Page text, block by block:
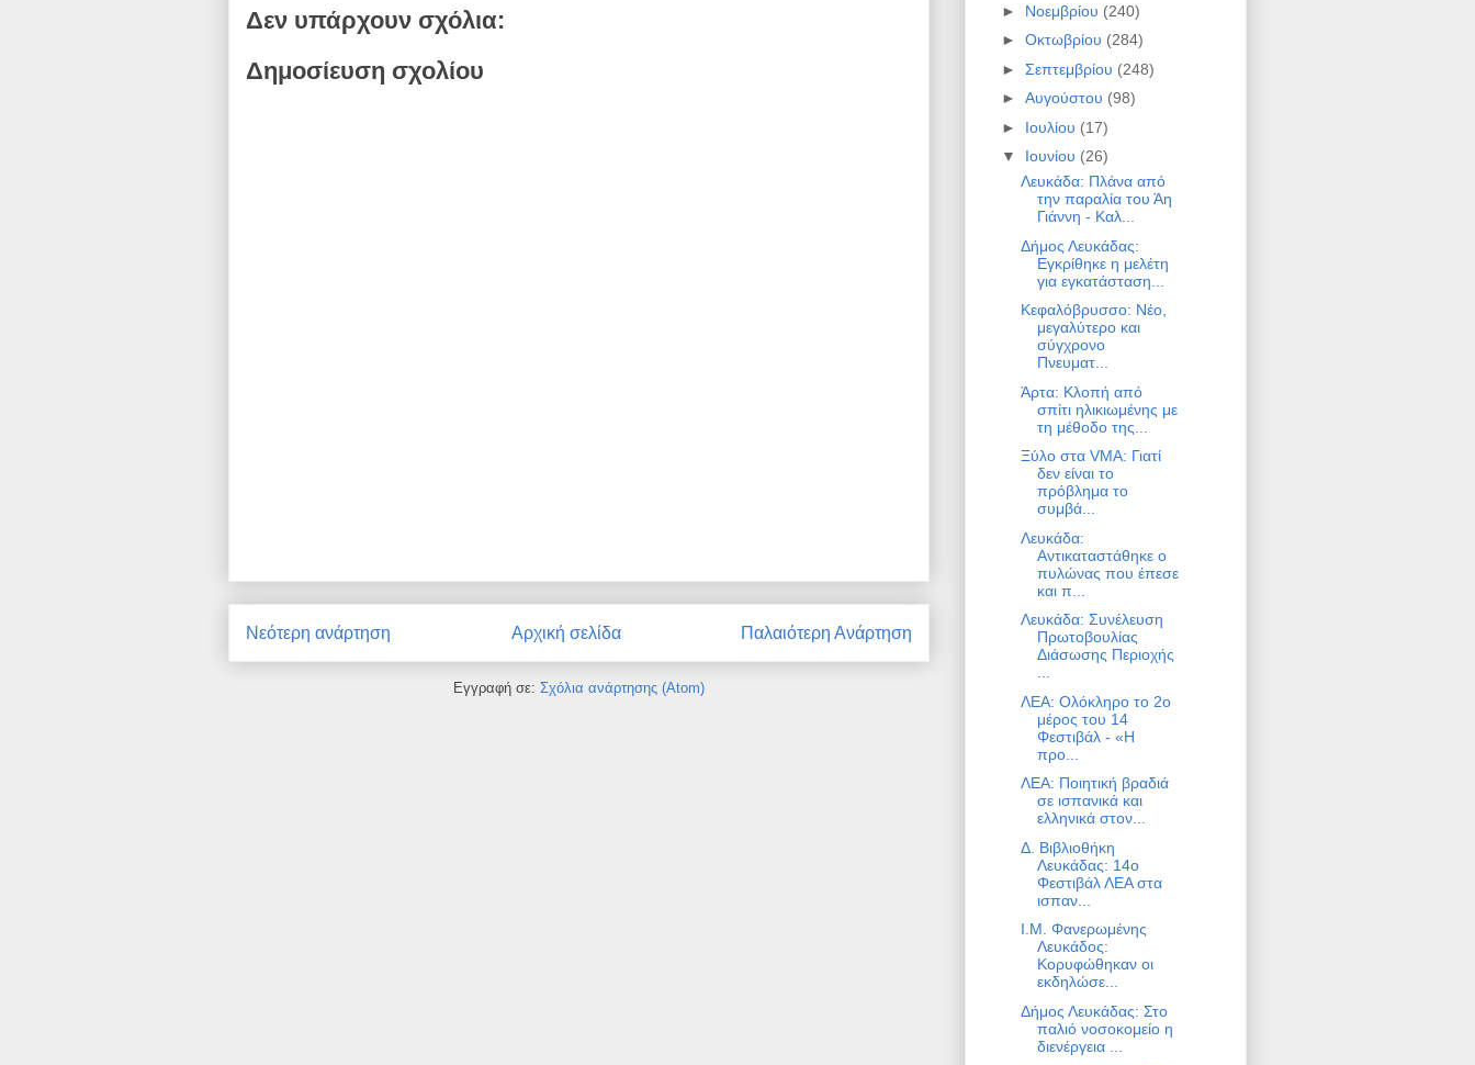
Δεν υπάρχουν σχόλια:
Δημοσίευση σχολίου
Νεότερη ανάρτηση Παλαιότερη Ανάρτηση
Αρχική σελίδα
Εγγραφή σε: Σχόλια ανάρτησης (Atom)
► Νοεμβρίου (240)
► Οκτωβρίου (284)
► Σεπτεμβρίου (248)
► Αυγούστου (98)
► Ιουλίου (17)
▼ Ιουνίου (26)
Λευκάδα: Πλάνα από
την παραλία του Άη
Γιάννη - Καλ...
Δήμος Λευκάδας:
Εγκρίθηκε η μελέτη
για εγκατάσταση...
Κεφαλόβρυσσο: Νέο,
μεγαλύτερο και
σύγχρονο
Πνευματ...
Άρτα: Kλοπή από
σπίτι ηλικιωμένης με
τη μέθοδο της...
Ξύλο στα VMA: Γιατί
δεν είναι το
πρόβλημα το
συμβά...
Λευκάδα:
Αντικαταστάθηκε ο
πυλώνας που έπεσε
και π...
Λευκάδα: Συνέλευση
Πρωτοβουλίας
Διάσωσης Περιοχής
ΛΕΑ: Ολόκληρο το 2ο
μέρος του 14
Φεστιβάλ - «Η
προ...
ΛΕΑ: Ποιητική βραδιά
σε ισπανικά και
ελληνικά στον...
Δ. Βιβλιοθήκη
Λευκάδας: 14ο
Φεστιβάλ ΛΕΑ στα
ισπαν...
Ι.Μ. Φανερωμένης
Λευκάδος:
Κορυφώθηκαν οι
εκδηλώσε...
Δήμος Λευκάδας: Στο
παλιό νοσοκομείο η
διενέργεια ...